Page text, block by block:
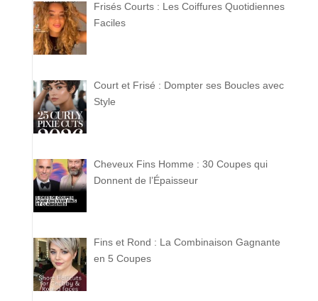
Frisés Courts : Les Coiffures Quotidiennes
Faciles
Court et Frisé : Dompter ses Boucles avec
Style
Cheveux Fins Homme : 30 Coupes qui
Donnent de l’Épaisseur
Fins et Rond : La Combinaison Gagnante
en 5 Coupes